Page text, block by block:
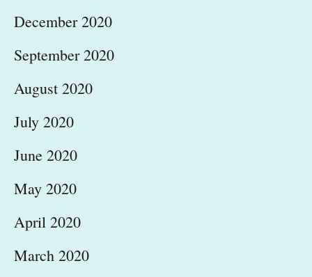
December 2020
September 2020
August 2020
July 2020
June 2020
May 2020
April 2020
March 2020